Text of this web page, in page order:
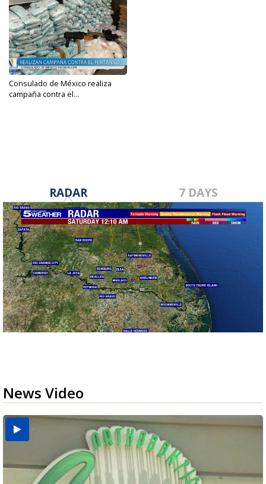
Consulado de México realiza
campaña contra el...
RADAR 7 DAYS
News Video